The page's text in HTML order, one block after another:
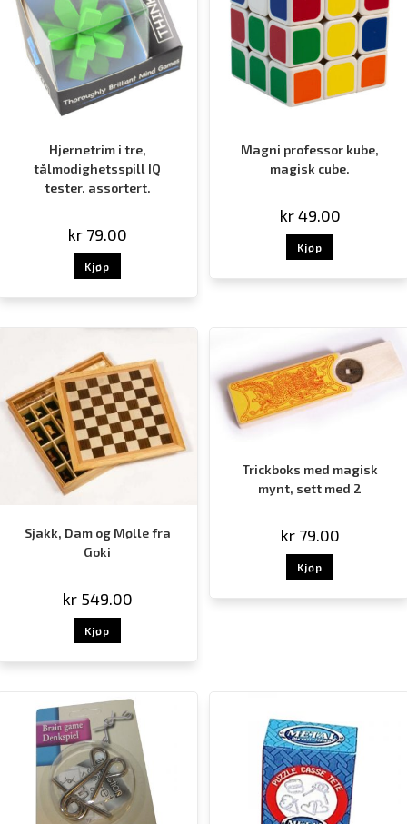
Hjernetrim i tre,
tålmodighetsspill IQ
tester. assortert.
kr79.00
Kjøp
Magni professor kube,
magisk cube.
kr49.00
Kjøp
Sjakk, Dam og Mølle fra
Goki
kr549.00
Kjøp
Trickboks med magisk
mynt, sett med 2
kr79.00
Kjøp